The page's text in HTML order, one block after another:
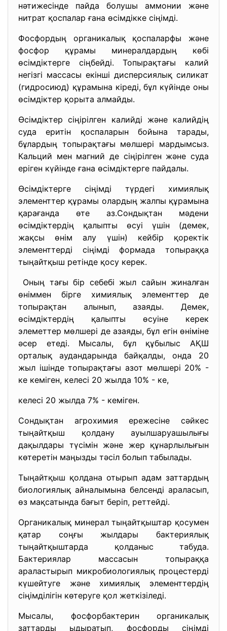
нәтижесінде пайда болушы аммонии және
нитрат қоспалар ғана өсімдікке сіңімді.
Фосфордың органикалық қоспаларфы және
фосфор құрамы минералдардың көбі
өсімдіктерге сіңбейді. Топырақтағы калий
негізгі массасы екінші дисперсиялық силикат
(гидросиюд) құрамына кіреді, бұл күйінде оны
өсімдіктер қорыта алмайды.
Өсімдіктер сіңірілген калийді және калийдің
суда еритін қоспаларын бойына тарады,
бұлардың топырақтағы мөлшері мардымсыз.
Кальций мен магний де сіңірілген және суда
еріген күйінде ғана өсімдіктерге пайдалы.
Өсімдіктерге сіңімді түрдегі химиялық
элементтер құрамы олардың жалпы құрамына
қарағанда өте аз.Сондықтан мәдени
өсімдіктердің қалыпты өсуі үшін (демек,
жақсы өнім алу үшін) кейбір қоректік
элементтерді сіңімді формада топыраққа
тыңайтқыш ретінде қосу керек.
Оның тағы бір себебі жыл сайын жиналған
өніммен бірге химиялық элементтер де
топырақтан алынып, азаяды. Демек,
өсімдіктердің қалыпты өсуіне керек
элеметтер мөлшері де азаяды, бұл егін өніміне
әсер етеді. Мысалы, бұл құбылыс АҚШ
орталық аудандарында байқалды, онда 20
жыл ішінде топырақтағы азот мөлшері 20% -
ке кеміген, келесі 20 жылда 10% - ке,
келесі 20 жылда 7% - кеміген.
Сондықтан агрохимия ережесіне сәйкес
тыңайтқыш қолдану ауылшаруашылығы
дақылдары түсімін және жер құнарлылығын
көтеретін маңызды тәсіл болып табылады.
Тыңайтқыш қолдана отырып адам заттардың
биологиялық айналымына белсенді араласып,
өз мақсатында бағыт беріп, реттейді.
Органикалық минерал тыңайтқыштар қосумен
қатар соңғы жылдары бактериялық
тыңайтқыштарда қолданыс табуда.
Бактериялар массасын топыраққа
араластырып микробиологиялық процестерді
күшейтуге және химиялық элементтердің
сіңімділігін көтеруге қол жеткізіледі.
Мысалы, фосфорбактерин органикалық
заттарды ыдыратып, фосфорды сіңімді